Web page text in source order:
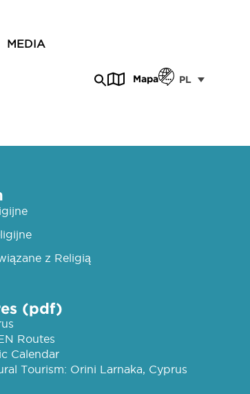
MEDIA
Mapa PL
z Religią
(pdf)
Routes
Calendar
Tourism: Orini Larnaka, Cyprus